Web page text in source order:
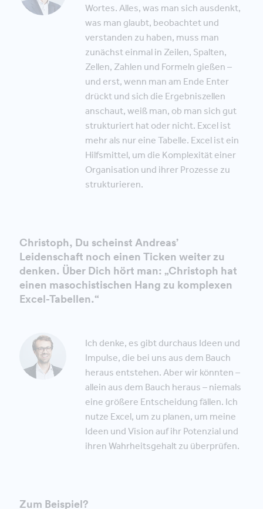
Wortes. Alles, was man sich ausdenkt,
was man glaubt, beobachtet und
verstanden zu haben, muss man
zunächst einmal in Zeilen, Spalten,
Zellen, Zahlen und Formeln gießen –
und erst, wenn man am Ende Enter
drückt und sich die Ergebniszellen
anschaut, weiß man, ob man sich gut
strukturiert hat oder nicht. Excel ist
mehr als nur eine Tabelle. Excel ist ein
Hilfsmittel, um die Komplexität einer
Organisation und ihrer Prozesse zu
strukturieren.
Christoph, Du scheinst Andreas’
Leidenschaft noch einen Ticken weiter zu
denken. Über Dich hört man: „Christoph hat
einen masochistischen Hang zu komplexen
Excel-Tabellen.“
Ich denke, es gibt durchaus Ideen und
Impulse, die bei uns aus dem Bauch
heraus entstehen. Aber wir könnten –
allein aus dem Bauch heraus – niemals
eine größere Entscheidung fällen. Ich
nutze Excel, um zu planen, um meine
Ideen und Vision auf ihr Potenzial und
ihren Wahrheitsgehalt zu überprüfen.
Zum Beispiel?